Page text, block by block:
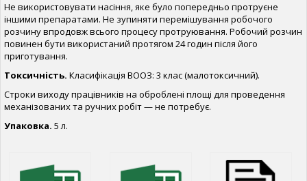
Не використовувати насіння, яке було попередньо протруєне
іншими препаратами. Не зупиняти перемішування робочого
розчину впродовж всього процесу протруювання. Робочий розчин
повинен бути використаний протягом 24 годин після його
приготування.
Токсичність. Класифікація ВООЗ: 3 клас (малотоксичний).
Строки виходу працівників на оброблені площі для проведення
механізованих та ручних робіт — не потребує.
Упаковка. 5 л.